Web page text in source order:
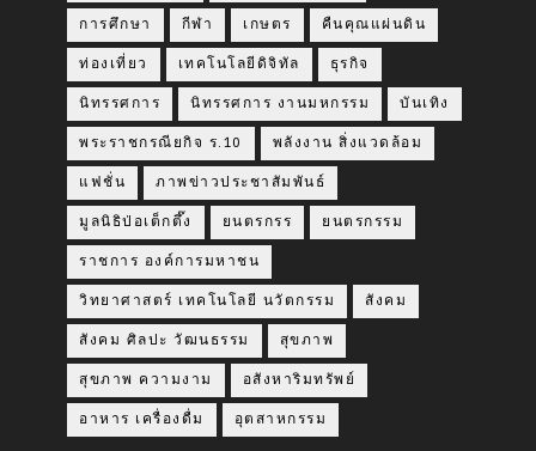
การศึกษา กีฬา เกษตร คืนคุณแผ่นดิน
ท่องเที่ยว เทคโนโลยีดิจิทัล ธุรกิจ
นิทรรศการ นิทรรศการ งานมหกรรม บันเทิง
พระราชกรณียกิจ ร.10 พลังงาน สิ่งแวดล้อม
แฟชั่น ภาพข่าวประชาสัมพันธ์
มูลนิธิป่อเต็กตึ๊ง ยนตรกรร ยนตรกรรม
ราชการ องค์การมหาชน
วิทยาศาสตร์ เทคโนโลยี นวัตกรรม สังคม
สังคม ศิลปะ วัฒนธรรม สุขภาพ
สุขภาพ ความงาม อสังหาริมทรัพย์
อาหาร เครื่องดื่ม อุตสาหกรรม